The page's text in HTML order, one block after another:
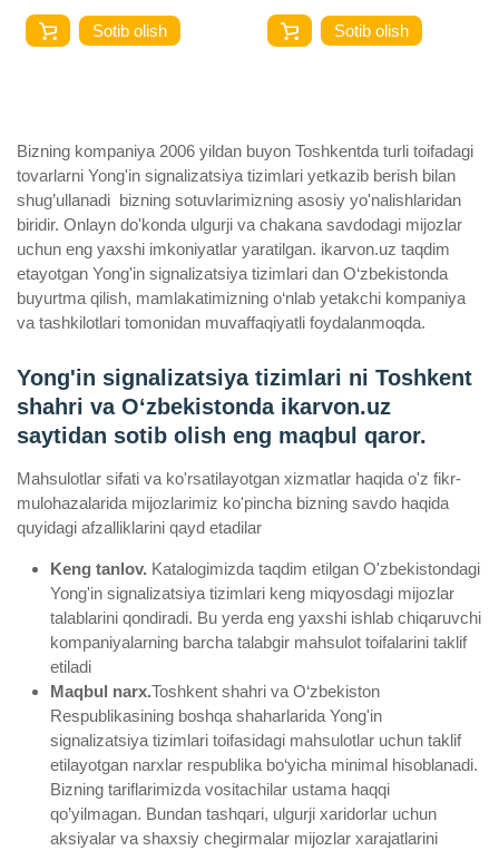
Sotib olish Sotib olish
Bizning kompaniya 2006 yildan buyon Toshkentda turli toifadagi
tovarlarni Yong'in signalizatsiya tizimlari yetkazib berish bilan
shug’ullanadi ­ bizning sotuvlarimizning asosiy yo'nalishlaridan
biridir. Onlayn do'konda ulgurji va chakana savdodagi mijozlar
uchun eng yaxshi imkoniyatlar yaratilgan. ikarvon.uz taqdim
etayotgan Yong'in signalizatsiya tizimlari dan O‘zbekistonda
buyurtma qilish, mamlakatimizning o‘nlab yetakchi kompaniya
va tashkilotlari tomonidan muvaffaqiyatli foydalanmoqda.
Yong'in signalizatsiya tizimlari ni Toshkent
shahri va Oʻzbekistonda ikarvon.uz
saytidan sotib olish eng maqbul qaror.
Mahsulotlar sifati va ko'rsatilayotgan xizmatlar haqida o'z fikr-
mulohazalarida mijozlarimiz ko'pincha bizning savdo haqida
quyidagi afzalliklarini qayd etadilar
Keng tanlov. Katalogimizda taqdim etilgan O'zbekistondagi
Yong'in signalizatsiya tizimlari keng miqyosdagi mijozlar
talablarini qondiradi. Bu yerda eng yaxshi ishlab chiqaruvchi
kompaniyalarning barcha talabgir mahsulot toifalarini taklif
etiladi
Maqbul narx.Toshkent shahri va O‘zbekiston
Respublikasining boshqa shaharlarida Yong'in
signalizatsiya tizimlari toifasidagi mahsulotlar uchun taklif
etilayotgan narxlar respublika bo‘yicha minimal hisoblanadi.
Bizning tariflarimizda vositachilar ustama haqqi
qo’yilmagan. Bundan tashqari, ulgurji xaridorlar uchun
aksiyalar va shaxsiy chegirmalar mijozlar xarajatlarini